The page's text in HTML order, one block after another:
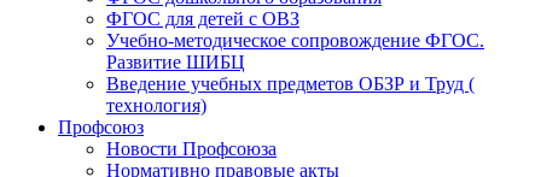
ФГОС для детей с ОВЗ
Учебно-методическое сопровождение ФГОС.
Развитие ШИБЦ
Введение учебных предметов ОБЗР и Труд (
технология)
Профсоюз
Новости Профсоюза
Нормативно правовые акты